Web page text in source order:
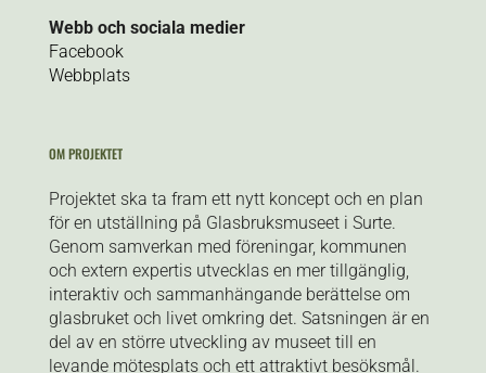
Webb och sociala medier
Facebook
Webbplats
OM PROJEKTET
Projektet ska ta fram ett nytt koncept och en plan
för en utställning på Glasbruksmuseet i Surte.
Genom samverkan med föreningar, kommunen
och extern expertis utvecklas en mer tillgänglig,
interaktiv och sammanhängande berättelse om
glasbruket och livet omkring det. Satsningen är en
del av en större utveckling av museet till en
levande mötesplats och ett attraktivt besöksmål.